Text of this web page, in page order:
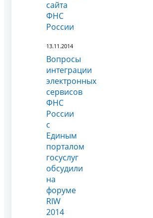
сайта
ФНС
России
13.11.2014
Вопросы
интеграции
электронных
сервисов
ФНС
России
с
Единым
порталом
госуслуг
обсудили
на
форуме
RIW
2014